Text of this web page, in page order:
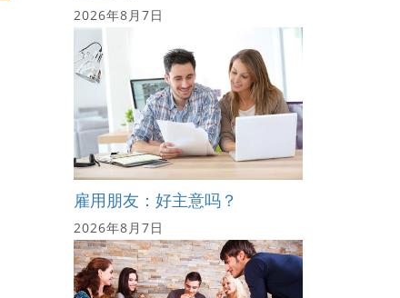
2026年8月7日
雇用朋友：好主意吗？
2026年8月7日